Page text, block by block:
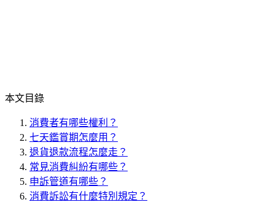
本文目錄
消費者有哪些權利？
七天鑑賞期怎麼用？
退貨退款流程怎麼走？
常見消費糾紛有哪些？
申訴管道有哪些？
消費訴訟有什麼特別規定？